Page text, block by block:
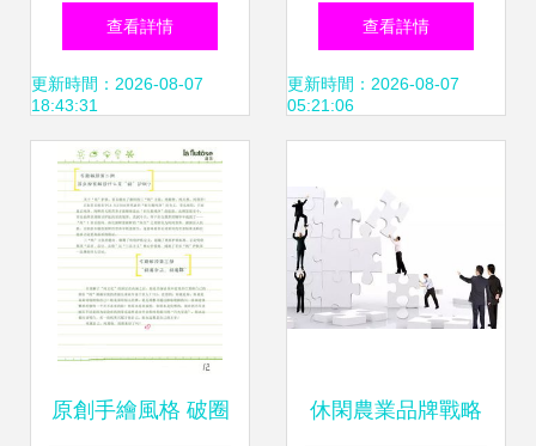
都策劃機構命名與
農品牌崛起的三層
邏輯
查看詳情
更新時間：2026-08-07
18:43:31
范文.docx - 人人文
庫
查看詳情
更新時間：2026-08-07
05:21:06
原創手繪風格 破圈 休閑農業品牌戰略